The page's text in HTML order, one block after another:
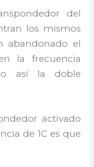
del
los mismos
abandonado el
la frecuencia
así la doble
activado
de 1C es que